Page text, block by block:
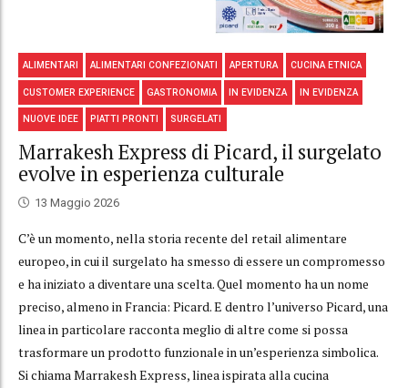
ALIMENTARI ALIMENTARI CONFEZIONATI APERTURA CUCINA ETNICA
CUSTOMER EXPERIENCE GASTRONOMIA IN EVIDENZA IN EVIDENZA
NUOVE IDEE PIATTI PRONTI SURGELATI
Marrakesh Express di Picard, il surgelato
evolve in esperienza culturale
13 Maggio 2026
C’è un momento, nella storia recente del retail alimentare
europeo, in cui il surgelato ha smesso di essere un compromesso
e ha iniziato a diventare una scelta. Quel momento ha un nome
preciso, almeno in Francia: Picard. E dentro l’universo Picard, una
linea in particolare racconta meglio di altre come si possa
trasformare un prodotto funzionale in un’esperienza simbolica.
Si chiama Marrakesh Express, linea ispirata alla cucina